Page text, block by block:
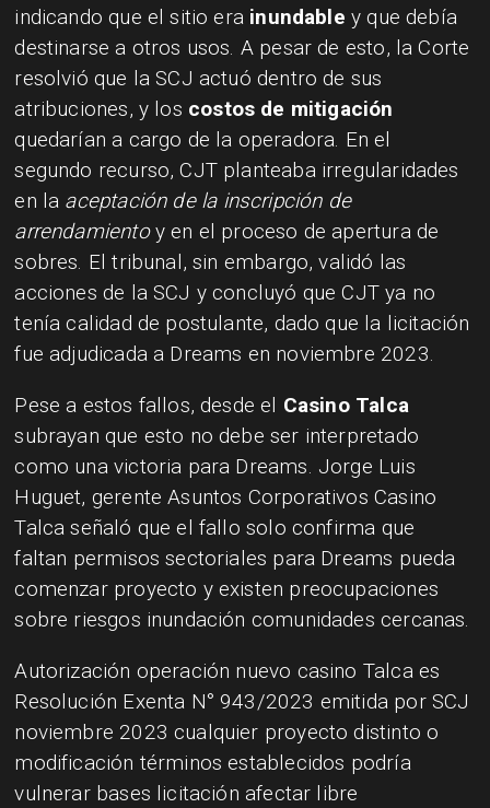
indicando que el sitio era inundable y que debía
destinarse a otros usos. A pesar de esto, la Corte
resolvió que la SCJ actuó dentro de sus
atribuciones, y los costos de mitigación
quedarían a cargo de la operadora. En el
segundo recurso, CJT planteaba irregularidades
en la aceptación de la inscripción de
arrendamientoy en el proceso de apertura de
sobres. El tribunal, sin embargo, validó las
acciones de la SCJ y concluyó que CJT ya no
tenía calidad de postulante, dado que la licitación
fue adjudicada a Dreams en noviembre 2023.
Pese a estos fallos, desde el Casino Talca
subrayan que esto no debe ser interpretado
como una victoria para Dreams. Jorge Luis
Huguet, gerente Asuntos Corporativos Casino
Talca señaló que el fallo solo confirma que
faltan permisos sectoriales para Dreams pueda
comenzar proyecto y existen preocupaciones
sobre riesgos inundación comunidades cercanas.
Autorización operación nuevo casino Talca es
Resolución Exenta N° 943/2023 emitida por SCJ
noviembre 2023 cualquier proyecto distinto o
modificación términos establecidos podría
vulnerar bases licitación afectar libre